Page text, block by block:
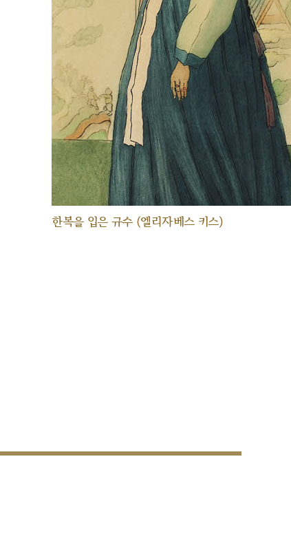
한복을 입은 규수 (엘리자베스 키스)